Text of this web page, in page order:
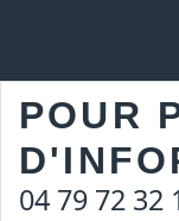
POUR
04 79 72 32